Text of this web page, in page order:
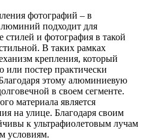
фотографий – в
подходит для
стилей и фотография в такой
В таких рамках
крепления, который
или постер практически
этому алюминиевую
в своем сегменте.
материала является
на улице. Благодаря своим
к ультрафиолетовым лучам
условиям.